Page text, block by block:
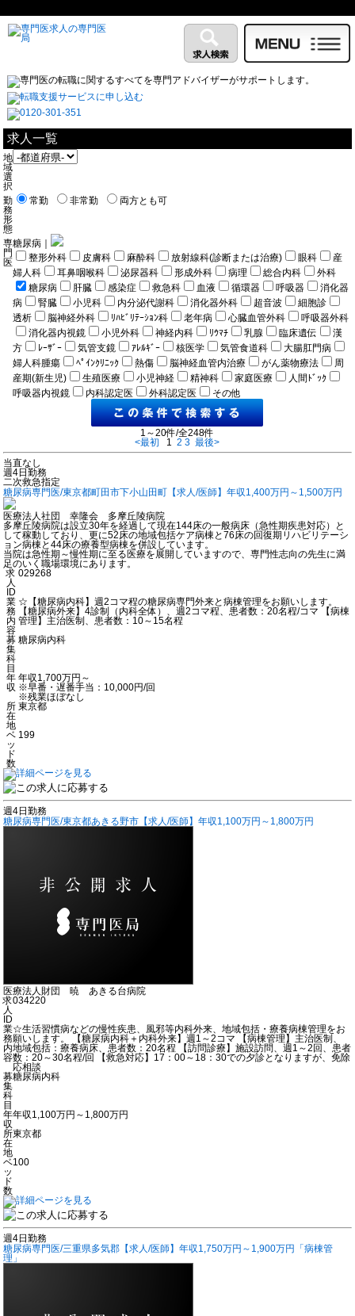
求人一覧
地
域
選
択
勤
務
形
態
常勤 非常勤 両方とも可
専
門
医
糖尿病｜
整形外科
皮膚科 麻酔科 放射線科(診断または治療) 眼科
産
婦人科
耳鼻咽喉科 泌尿器科 形成外科 病理 総合内科
外科
糖尿病
肝臓 感染症 救急科 血液 循環器 呼吸器
消化器
病
腎臓 小児科 内分泌代謝科 消化器外科 超音波
細胞診
透析
脳神経外科 ﾘﾊﾋﾞﾘﾃｰｼｮﾝ科 老年病 心臓血管外科
呼吸器外科
消化器内視鏡
小児外科 神経内科 ﾘｳﾏﾁ 乳腺 臨床遺伝
漢
方
ﾚｰｻﾞｰ 気管支鏡 ｱﾚﾙｷﾞｰ 核医学 気管食道科
大腸肛門病
婦人科腫瘍
ﾍﾟｲﾝｸﾘﾆｯｸ 熱傷 脳神経血管内治療 がん薬物療法
周
産期(新生児)
生殖医療 小児神経 精神科 家庭医療
人間ﾄﾞｯｸ
呼吸器内視鏡
内科認定医 外科認定医 その他
1～20件/全248件
<最初
1 2 3 最後>
当直なし
週4日勤務
二次救急指定
糖尿病専門医/東京都町田市下小山田町【求人/医師】年収1,400万円～1,500万円
医療法人社団 幸隆会 多摩丘陵病院
多摩丘陵病院は設立30年を経過して現在144床の一般病床（急性期疾患対応）と
して稼動しており、更に52床の地域包括ケア病棟と76床の回復期リハビリテーシ
ョン病棟と44床の療養型病棟を併設しています。
当院は急性期～慢性期に至る医療を展開していますので、専門性志向の先生に満
足のいく職場環境にあります。
求
人
ID
029268
業
務
内
容
☆【糖尿病内科】週2コマ程の糖尿病専門外来と病棟管理をお願いします。
【糖尿病外来】4診制（内科全体）、週2コマ程、患者数：20名程/コマ 【病棟
管理】主治医制、患者数：10～15名程
募
集
科
目
糖尿病内科
年
収
年収1,700万円～
※早番・遅番手当：10,000円/回
※残業ほぼなし
所
在
地
東京都
ベ
ッ
ド
数
199
週4日勤務
糖尿病専門医/東京都あきる野市【求人/医師】年収1,100万円～1,800万円
医療法人財団 暁 あきる台病院
求
人
ID
034220
業
務
内
容
☆生活習慣病などの慢性疾患、風邪等内科外来、地域包括・療養病棟管理をお
願いします。 【糖尿病内科＋内科外来】週1～2コマ 【病棟管理】主治医制、
地域包括：療養病床、患者数：20名程 【訪問診療】施設訪問、週1～2回、患者
数：20～30名程/回 【救急対応】17：00～18：30での夕診となりますが、免除
応相談
募
集
科
目
糖尿病内科
年
収
年収1,100万円～1,800万円
所
在
地
東京都
ベ
ッ
ド
数
100
週4日勤務
糖尿病専門医/三重県多気郡【求人/医師】年収1,750万円～1,900万円「病棟管
理」